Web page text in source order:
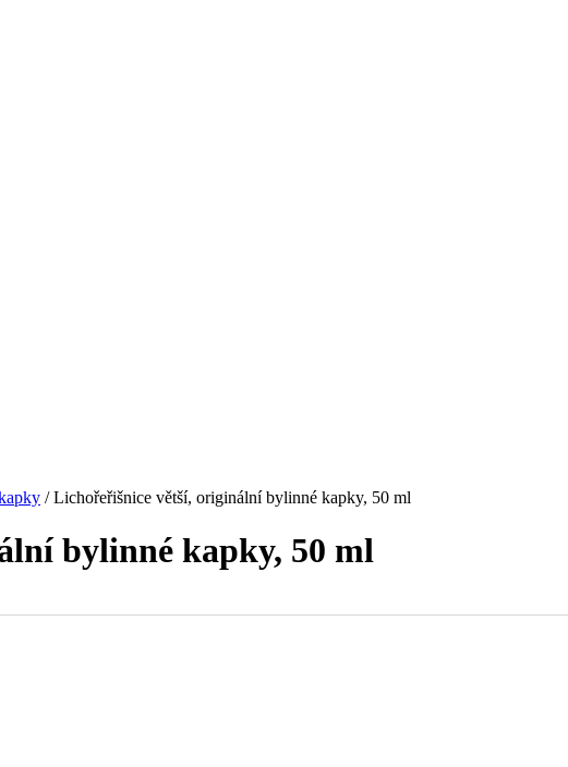
/Lichořeřišnice větší, originální bylinné kapky, 50 ml
bylinné kapky, 50 ml